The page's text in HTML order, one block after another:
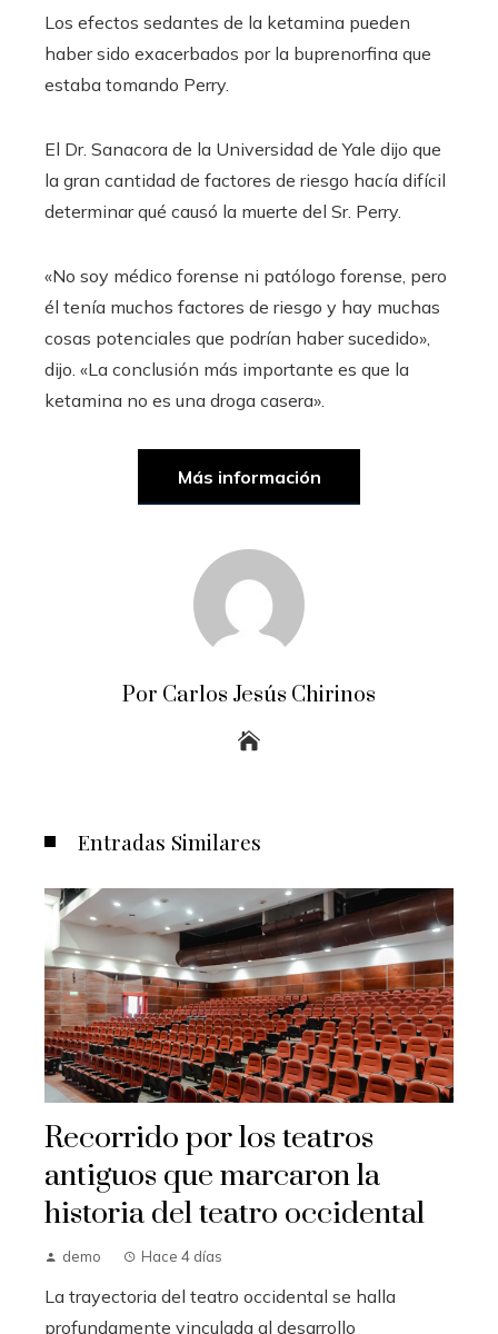
Los efectos sedantes de la ketamina pueden
haber sido exacerbados por la buprenorfina que
estaba tomando Perry.
El Dr. Sanacora de la Universidad de Yale dijo que
la gran cantidad de factores de riesgo hacía difícil
determinar qué causó la muerte del Sr. Perry.
«No soy médico forense ni patólogo forense, pero
él tenía muchos factores de riesgo y hay muchas
cosas potenciales que podrían haber sucedido»,
dijo. «La conclusión más importante es que la
ketamina no es una droga casera».
Más información
Por Carlos Jesús Chirinos
Entradas Similares
Recorrido por los teatros
antiguos que marcaron la
historia del teatro occidental
demo Hace 4 días
La trayectoria del teatro occidental se halla
profundamente vinculada al desarrollo